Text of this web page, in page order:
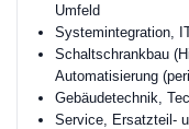
Umfeld
Systemintegration,
Schaltschrankbau
Automatisierung
Gebäudetechnik,
Service, Ersatzteil-